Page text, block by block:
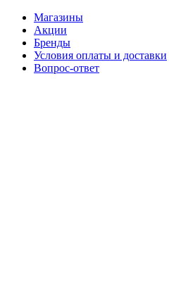
Магазины
Акции
Бренды
Условия оплаты и доставки
Вопрос-ответ